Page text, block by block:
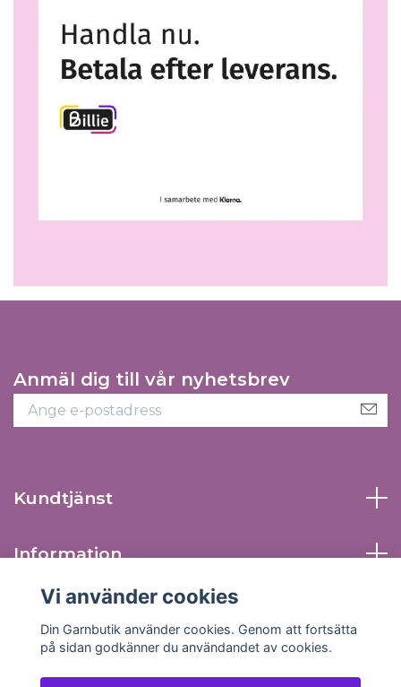
Anmäl dig till vår nyhetsbrev
Kundtjänst
Information
Sociala medier
Vi använder cookies
Din Garnbutik använder cookies. Genom att fortsätta
på sidan godkänner du användandet av cookies.